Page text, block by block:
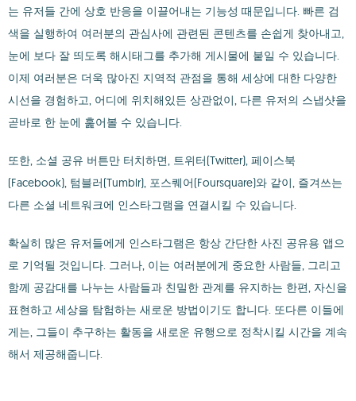
는 유저들 간에 상호 반응을 이끌어내는 기능성 때문입니다. 빠른 검
색을 실행하여 여러분의 관심사에 관련된 콘텐츠를 손쉽게 찾아내고,
눈에 보다 잘 띄도록 해시태그를 추가해 게시물에 붙일 수 있습니다.
이제 여러분은 더욱 많아진 지역적 관점을 통해 세상에 대한 다양한
시선을 경험하고, 어디에 위치해있든 상관없이, 다른 유저의 스냅샷을
곧바로 한 눈에 훑어볼 수 있습니다.
또한, 소셜 공유 버튼만 터치하면, 트위터(Twitter), 페이스북
(Facebook), 텀블러(Tumblr), 포스퀘어(Foursquare)와 같이, 즐겨쓰는
다른 소셜 네트워크에 인스타그램을 연결시킬 수 있습니다.
확실히 많은 유저들에게 인스타그램은 항상 간단한 사진 공유용 앱으
로 기억될 것입니다. 그러나, 이는 여러분에게 중요한 사람들, 그리고
함께 공감대를 나누는 사람들과 친밀한 관계를 유지하는 한편, 자신을
표현하고 세상을 탐험하는 새로운 방법이기도 합니다. 또다른 이들에
게는, 그들이 추구하는 활동을 새로운 유행으로 정착시킬 시간을 계속
해서 제공해줍니다.